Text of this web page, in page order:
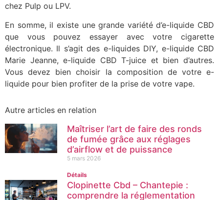
chez Pulp ou LPV.
En somme, il existe une grande variété d’e-liquide CBD
que vous pouvez essayer avec votre cigarette
électronique. Il s’agit des e-liquides DIY, e-liquide CBD
Marie Jeanne, e-liquide CBD T-juice et bien d’autres.
Vous devez bien choisir la composition de votre e-
liquide pour bien profiter de la prise de votre vape.
Autre articles en relation
Maîtriser l’art de faire des ronds
de fumée grâce aux réglages
d’airflow et de puissance
5 mars 2026
Détails
Clopinette Cbd – Chantepie :
comprendre la réglementation